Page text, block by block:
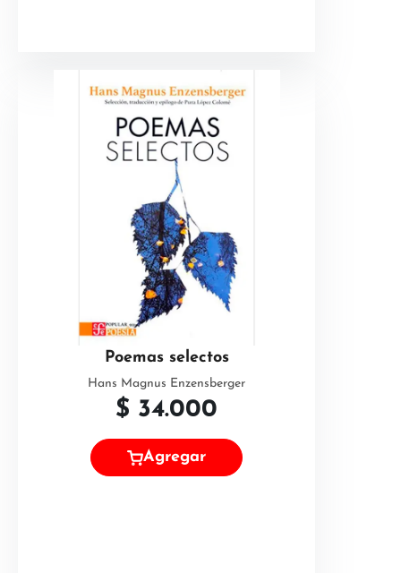
Poemas selectos
Hans Magnus Enzensberger
$ 34.000
Agregar